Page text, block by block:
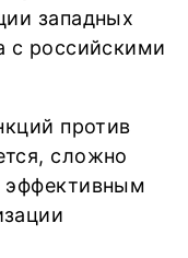
западных
с российскими
против
сложно
эффективным